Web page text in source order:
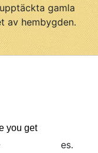
you get
gamla
av hembygden.
förbehålles.